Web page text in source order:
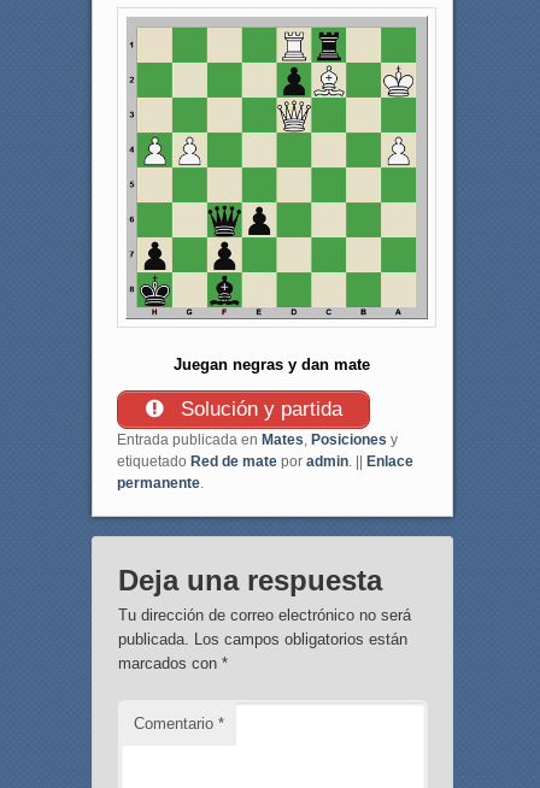
Juegan negras y dan mate
Solución y partida
Entrada publicada en Mates, Posiciones y
etiquetado Red de matepor admin. ||
Enlace
permanente.
Deja una respuesta
Tu dirección de correo electrónico no será
publicada. Los campos obligatorios están
marcados con *
Comentario *